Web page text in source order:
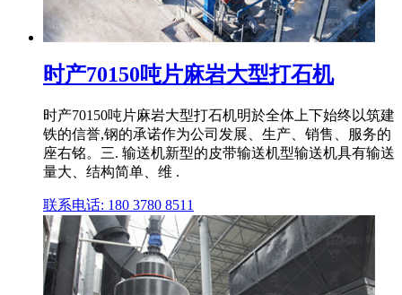
时产70150吨片麻岩大型打石机
时产70150吨片麻岩大型打石机明於全体上下始终以筑建
铁的信誉,钢的承诺作为公司发展、生产、销售、服务的
座右铭。三. 输送机新型的皮带输送机型输送机具有输送
量大、结构简单、维 .
联系电话: 180 3780 8511